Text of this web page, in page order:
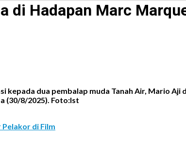
di Hadapan Marc
dua pembalap muda Tanah Air, Mario Aji
(30/8/2025). Foto:Ist
di Film